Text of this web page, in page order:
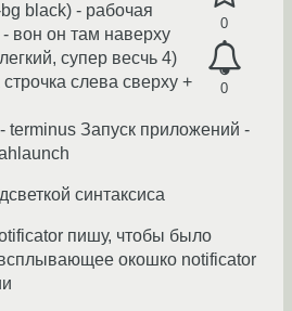
0
0
black) - рабочая
вон он там наверху
супер весчь 4)
слева сверху +
Запуск приложений -
синтаксиса
пишу, чтобы было
окошко notificator